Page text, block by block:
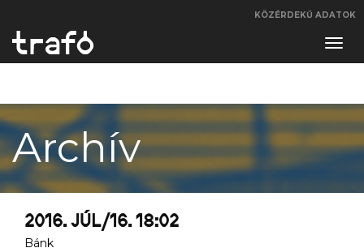
KÖZÉRDEKŰ ADATOK
Archív
2016. JÚL/16. 18:02
Bánk